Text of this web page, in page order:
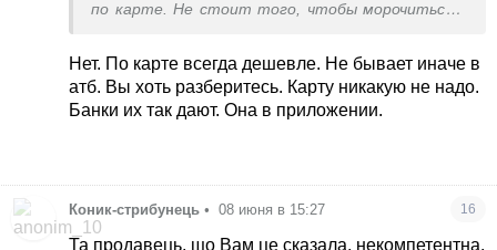
по карте. Не стоит того, чтобы морочиться и
Нет. По карте всегда дешевле. Не бывает иначе в
атб. Вы хоть разберитесь. Карту никакую не надо.
Банки их так дают. Она в приложении.
Коник-стрибунець • 08 июня в 15:27 16
Та продавець, що Вам це сказала, некомпетентна.